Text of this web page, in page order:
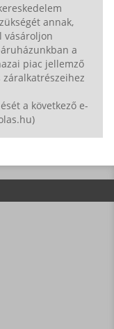
annak,
vásároljon
a
piac jellemző
a következő e-